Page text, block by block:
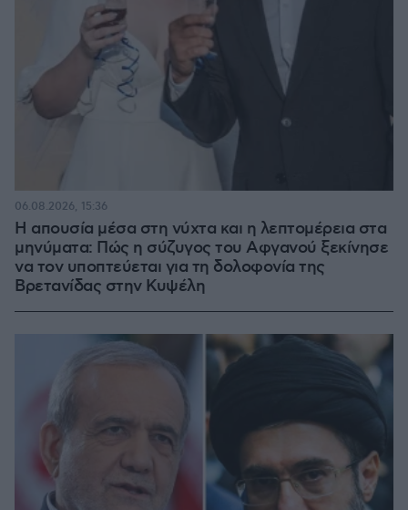
Η απουσία μέσα στη νύχτα και η λεπτομέρεια στα
μηνύματα: Πώς η σύζυγος του Αφγανού ξεκίνησε
να τον υποπτεύεται για τη δολοφονία της
Βρετανίδας στην Κυψέλη
06.08.2026, 15:36